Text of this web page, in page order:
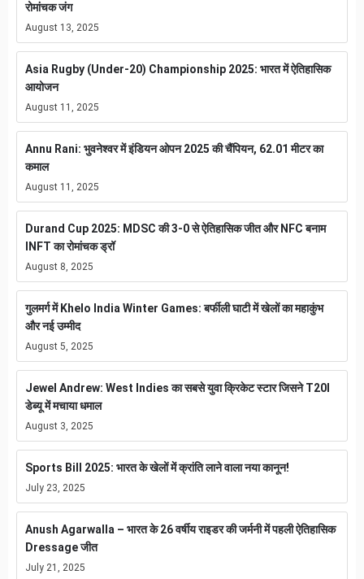
रोमांचक जंग
August 13, 2025
Asia Rugby (Under-20) Championship 2025: भारत में ऐतिहासिक
आयोजन
August 11, 2025
Annu Rani: भुवनेश्वर में इंडियन ओपन 2025 की चैंपियन, 62.01 मीटर का
कमाल
August 11, 2025
Durand Cup 2025: MDSC की 3-0 से ऐतिहासिक जीत और NFC बनाम
INFT का रोमांचक ड्रॉ
August 8, 2025
गुलमर्ग में Khelo India Winter Games: बर्फीली घाटी में खेलों का महाकुंभ
और नई उम्मीद
August 5, 2025
Jewel Andrew: West Indies का सबसे युवा क्रिकेट स्टार जिसने T20I
डेब्यू में मचाया धमाल
August 3, 2025
Sports Bill 2025: भारत के खेलों में क्रांति लाने वाला नया कानून!
July 23, 2025
Anush Agarwalla – भारत के 26 वर्षीय राइडर की जर्मनी में पहली ऐतिहासिक
Dressage जीत
July 21, 2025